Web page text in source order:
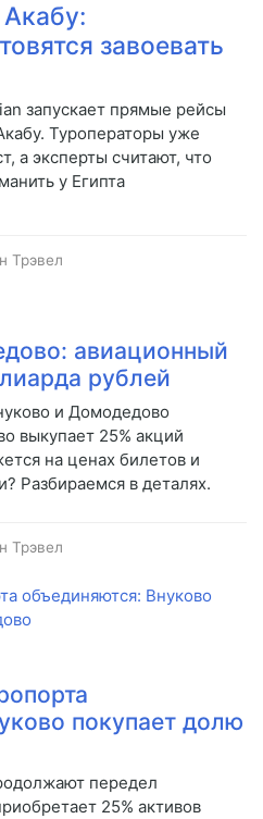
завоевать
запускает прямые рейсы
Туроператоры уже
а эксперты считают, что
у Египта
Трэвел
авиационный
рублей
и Домодедово
выкупает 25% акций
на ценах билетов и
Разбираемся в деталях.
Трэвел
покупает долю
передел
25% активов